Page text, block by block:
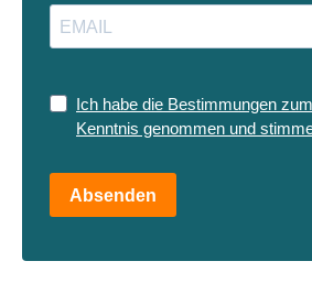
Ich habe die Bestimmungen
Kenntnis genommen und
Absenden